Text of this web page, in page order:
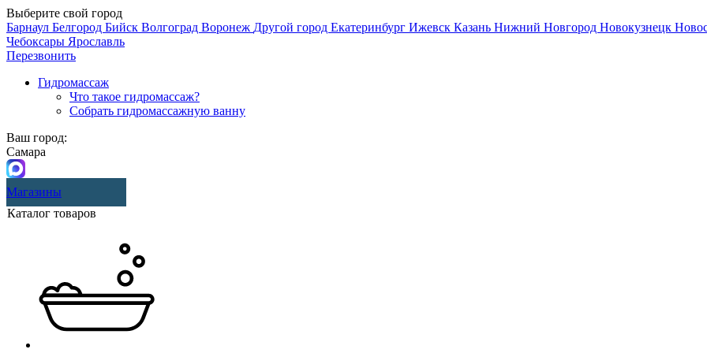
Выберите свой город
Барнаул Белгород Бийск Волгоград Воронеж Другой город Екатеринбург Ижевск Казань Нижний Новгород Новокузнецк
Чебоксары Ярославль
Перезвонить
Гидромассаж
Что такое гидромассаж?
Собрать гидромассажную ванну
Ваш город:
Самара
Магазины
Каталог товаров